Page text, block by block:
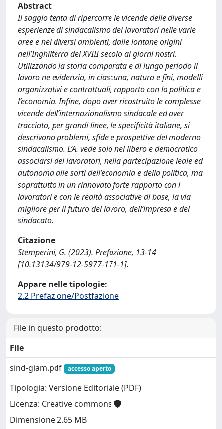
Abstract
Il saggio tenta di ripercorre le vicende delle diverse
esperienze di sindacalismo dei lavoratori nelle varie
aree e nei diversi ambienti, dalle lontane origini
nell’Inghilterra del XVIII secolo ai giorni nostri.
Utilizzando la storia comparata e di lungo periodo il
lavoro ne evidenzia, in ciascuna, natura e fini, modelli
organizzativi e contrattuali, rapporto con la politica e
l’economia. Infine, dopo aver ricostruito le complesse
vicende dell’internazionalismo sindacale ed aver
tracciato, per grandi linee, le specificità italiane, si
descrivono problemi, sfide e prospettive del moderno
sindacalismo. L’A. vede solo nel libero e democratico
associarsi dei lavoratori, nella partecipazione leale ed
autonoma alle sorti dell’economia e della politica, ma
soprattutto in un rinnovato forte rapporto con i
lavoratori e con le realtà associative di base, la via
migliore per il futuro del lavoro, dell’impresa e del
sindacato.
Citazione
Stemperini, G. (2023). Prefazione, 13-14
[10.13134/979-12-5977-171-1].
Appare nelle tipologie:
2.2 Prefazione/Postfazione
File in questo prodotto:
File
sind-giam.pdf
accesso aperto
Tipologia: Versione Editoriale (PDF)
Licenza: Creative commons
Dimensione 2.65 MB